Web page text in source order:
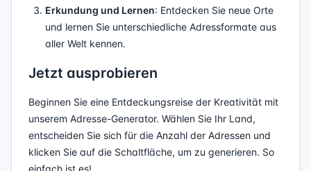
Erkundung und Lernen: Entdecken Sie neue Orte
und lernen Sie unterschiedliche Adressformate aus
aller Welt kennen.
Jetzt ausprobieren
Beginnen Sie eine Entdeckungsreise der Kreativität mit
unserem Adresse-Generator. Wählen Sie Ihr Land,
entscheiden Sie sich für die Anzahl der Adressen und
klicken Sie auf die Schaltfläche, um zu generieren. So
einfach ist es!